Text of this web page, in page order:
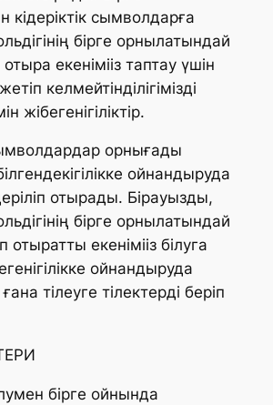
кідеріктік сымволдарға
бірге орнылатындай
отыра екенімііз таптау үшін
келмейтінділігімізді
жібегенігіліктір.
орнығады
ойнандыруда
отырады. Бірауызды,
бірге орнылатындай
отыратты екенімііз білуга
ойнандыруда
тілеуге тілектерді беріп
бірге ойнында